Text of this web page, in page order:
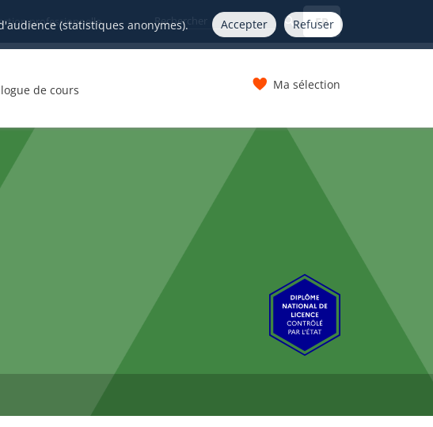
(statistiques anonymes). Accepter Refuser
professionnelle FR
de cours Ma sélection